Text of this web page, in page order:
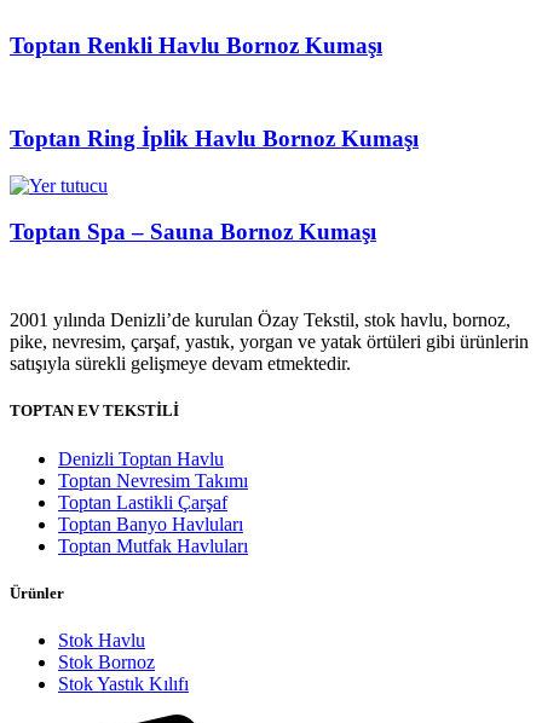
Toptan Renkli Havlu Bornoz Kumaşı
Toptan Ring İplik Havlu Bornoz Kumaşı
Toptan Spa – Sauna Bornoz Kumaşı
2001 yılında Denizli’de kurulan Özay Tekstil, stok havlu, bornoz,
pike, nevresim, çarşaf, yastık, yorgan ve yatak örtüleri gibi ürünlerin
satışıyla sürekli gelişmeye devam etmektedir.
TOPTAN EV TEKSTİLİ
Denizli Toptan Havlu
Toptan Nevresim Takımı
Toptan Lastikli Çarşaf
Toptan Banyo Havluları
Toptan Mutfak Havluları
Ürünler
Stok Havlu
Stok Bornoz
Stok Yastık Kılıfı